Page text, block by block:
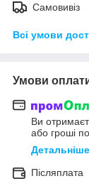
Самовивіз
Всі умови
Умови
Ви
або гроші
Детальніше
Післяплата